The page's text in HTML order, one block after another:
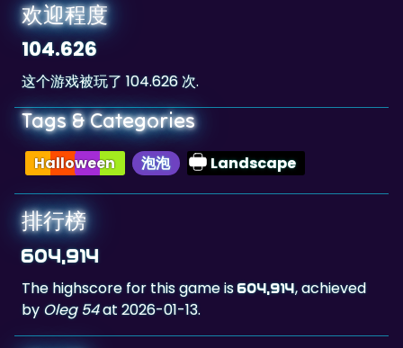
欢迎程度
104.626
这个游戏被玩了 104.626 次.
Tags & Categories
Halloween 泡泡 Landscape
排行榜
604,914
The highscore for this game is604,914, achieved
by Oleg 54at 2026-01-13.